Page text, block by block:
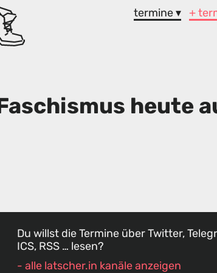
termine ▾ +
heute
Du willst die Termine über Twitter,
ICS, RSS … lesen?
- alle latscher.in kanäle anzeigen